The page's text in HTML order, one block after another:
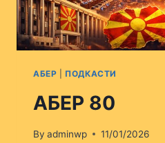
АБЕР ПОДКАСТИ
АБЕР 80
By adminwp 11/01/2026